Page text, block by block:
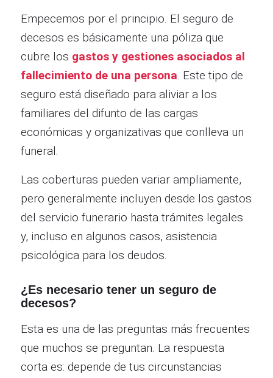
Empecemos por el principio. El seguro de
decesos es básicamente una póliza que
cubre los gastos y gestiones asociados al
fallecimiento de una persona. Este tipo de
seguro está diseñado para aliviar a los
familiares del difunto de las cargas
económicas y organizativas que conlleva un
funeral.
Las coberturas pueden variar ampliamente,
pero generalmente incluyen desde los gastos
del servicio funerario hasta trámites legales
y, incluso en algunos casos, asistencia
psicológica para los deudos.
¿Es necesario tener un seguro de
decesos?
Esta es una de las preguntas más frecuentes
que muchos se preguntan. La respuesta
corta es: depende de tus circunstancias